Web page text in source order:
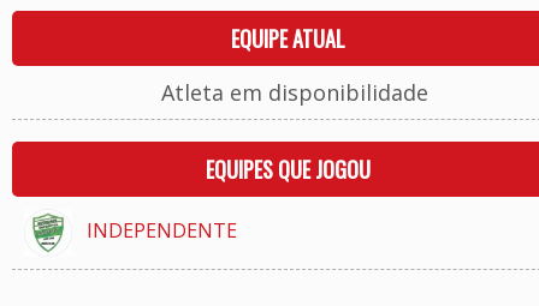
EQUIPE ATUAL
Atleta em disponibilidade
EQUIPES QUE JOGOU
INDEPENDENTE